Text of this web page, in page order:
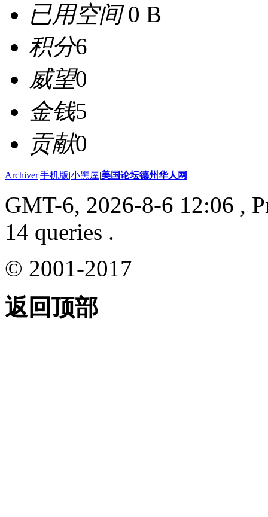
已用空间0 B
积分6
威望0
金钱5
贡献0
Archiver|手机版|小黑屋|美国论坛德州华人网
GMT-6, 2026-8-6 12:06 ,
14 queries .
© 2001-2017
返回顶部